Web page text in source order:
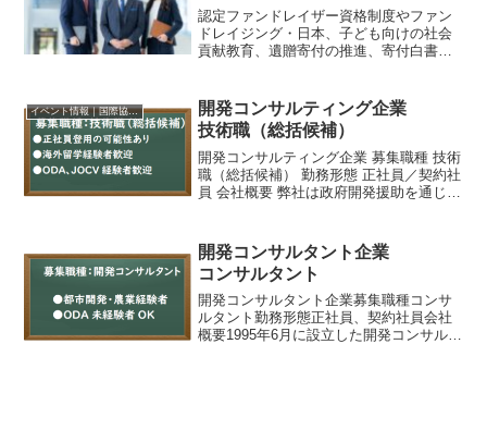
認定ファンドレイザー資格制度やファン
ドレイジング・日本、子ども向けの社会
貢献教育、遺贈寄付の推進、寄付白書の
協働し、革新的な資金循環エコシステム
の構築をめざす事業のプロ...
イベント情報｜国際協力に関するイベント・セミナー・インターン情報
開発コンサルティング企業
技術職（総括候補）
開発コンサルティング企業 募集職種 技術
職（総括候補） 勤務形態 正社員／契約社
員 会社概要 弊社は政府開発援助を通じた
業務分野は地理情報のほか、水・衛生、
森林、農業...
開発コンサルタント企業
コンサルタント
開発コンサルタント企業募集職種コンサ
ルタント勤務形態正社員、契約社員会社
概要1995年6月に設立した開発コンサルテ